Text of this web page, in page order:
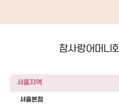
참사랑어머니
서울지역
서울본점